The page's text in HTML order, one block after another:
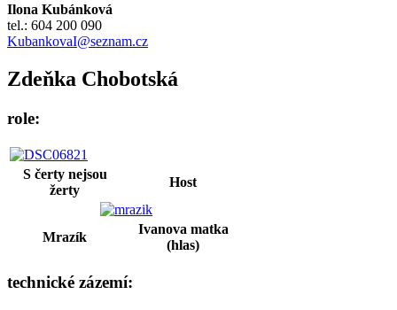
Ilona Kubánková
tel.: 604 200 090
KubankovaI@seznam.cz
Zdeňka Chobotská
role:
S čerty nejsou
žerty
Host
Mrazík
Ivanova matka
(hlas)
technické zázemí: